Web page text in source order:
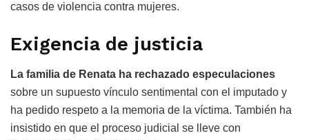
casos de violencia contra mujeres.
Exigencia de justicia
La familia de Renata ha rechazado especulaciones
sobre un supuesto vínculo sentimental con el imputado y
ha pedido respeto a la memoria de la víctima. También ha
insistido en que el proceso judicial se lleve con